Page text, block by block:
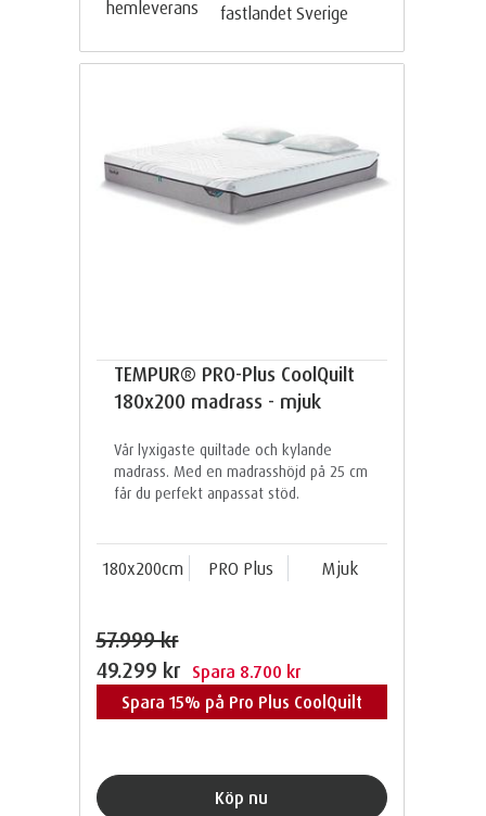
fastlandet Sverige
TEMPUR® PRO-Plus CoolQuilt
180x200 madrass - mjuk
Vår lyxigaste quiltade och kylande
madrass. Med en madrasshöjd på 25 cm
får du perfekt anpassat stöd.
180x200cm PRO Plus Mjuk
57.999 kr
49.299 kr Spara 8.700 kr
Spara 15% på Pro Plus CoolQuilt
Köp nu